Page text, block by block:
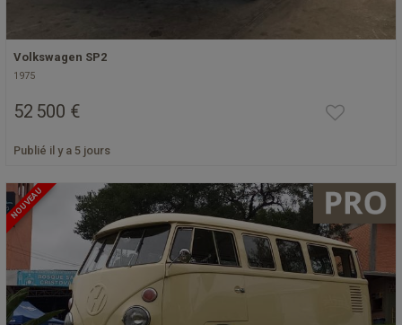
Volkswagen SP2
1975
52 500 €
Publié il y a 5 jours
NOUVEAU